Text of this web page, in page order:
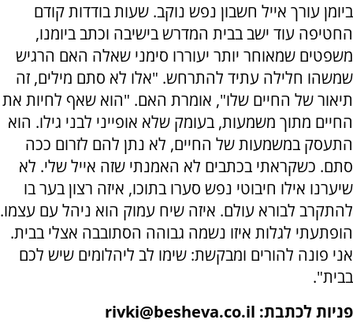
ביומן עורך אייל חשבון נפש נוקב. שעות בודדות קודם
החטיפה עוד ישב בבית המדרש בישיבה וכתב ביומנו,
משפטים שמאוחר יותר יעוררו סימני שאלה האם הרגיש
שמשהו חלילה עתיד להתרחש. "אלו לא סתם מילים, זה
תיאור של החיים שלו", אומרת האם. "הוא שאף לחיות את
החיים מתוך משמעות, בעומק שלא אופייני לבני גילו. הוא
התעסק במשמעות של החיים, לא נתן להם לזרום ככה
סתם. כשקראתי בכתבים לא האמנתי שזה אייל שלי. לא
שיערנו אילו חיבוטי נפש סערו בתוכו, איזה רצון בער בו
להתקרב לבורא עולם. איזה שיח עמוק הוא ניהל עם עצמו.
הופתעתי לגלות איזו נשמה גבוהה הסתובבה אצלי בבית.
אני פונה להורים ומבקשת: שימו לב ליהלומים שיש לכם
בבית".
פניות לכתבת: rivki@besheva.co.il